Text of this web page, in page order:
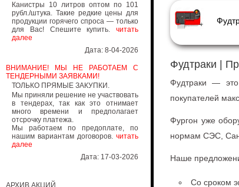
Канистры 10 литров оптом по 101
рубл./штука. Такие редкие цены для
продукции горячего спроса — только
для Вас! Спешите купить. читать
далее
Дата: 8-04-2026
ВНИМАНИЕ! МЫ НЕ РАБОТАЕМ С
ТЕНДЕРНЫМИ ЗАЯВКАМИ!
ТОЛЬКО ПРЯМЫЕ ЗАКУПКИ.
Мы приняли решение не участвовать
в тендерах, так как это отнимает
много времени и предполагает
отсрочку платежа.
Мы работаем по предоплате, по
нашим вариантам договоров. читать
далее
Дата: 17-03-2026
АРХИВ АКЦИЙ
Фудтраки |
Фудтраки — это
покупателей
Фургон уже
нормам СЭС,
Наше
Со сроком